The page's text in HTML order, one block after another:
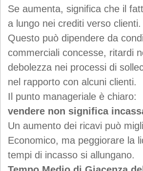
Se aumenta, significa che il
a lungo nei crediti verso clienti.
Questo può dipendere da
commerciali concesse, ritardi
debolezza nei processi di
nel rapporto con alcuni clienti.
Il punto manageriale è chiaro:
vendere non significa
Un aumento dei ricavi può
Economico, ma peggiorare la
tempi di incasso si allungano.